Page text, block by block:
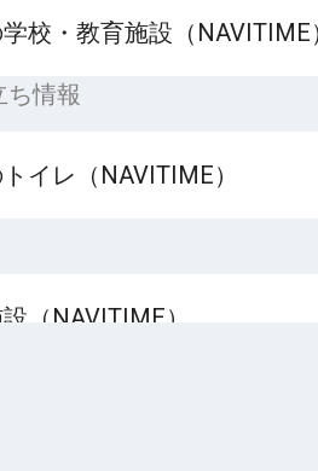
校・教育施設（NAVITIME
ち情報
イレ（NAVITIME）
（NAVITIME）